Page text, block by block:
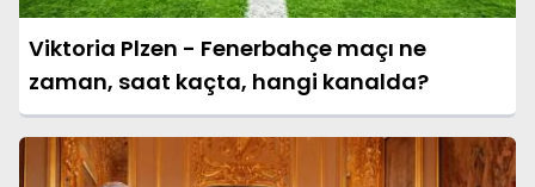
Viktoria Plzen - Fenerbahçe maçı ne
zaman, saat kaçta, hangi kanalda?